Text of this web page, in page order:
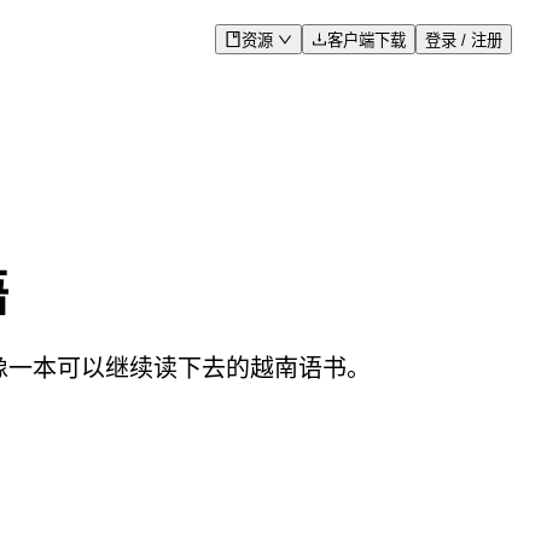
资源 客户端下载 登录 / 注册
本可以继续读下去的越南语书。